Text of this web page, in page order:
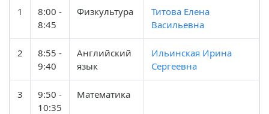
1
8:00 -
8:45
Физкультура
Титова Елена
Васильевна
2
8:55 -
9:40
Английский
язык
Ильинская Ирина
Сергеевна
3
9:50 -
10:35
Математика